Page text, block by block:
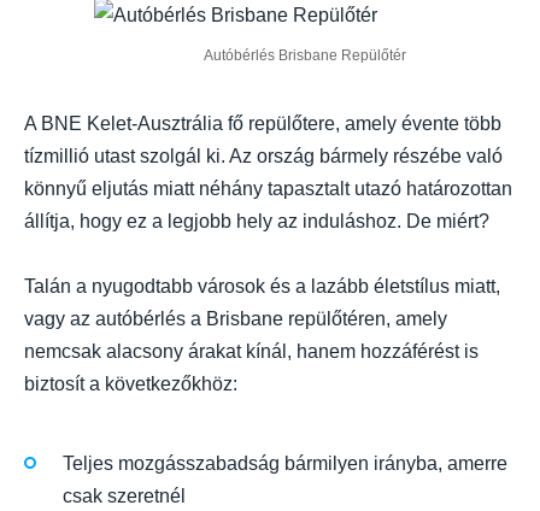
Autóbérlés Brisbane Repülőtér
A BNE Kelet-Ausztrália fő repülőtere, amely évente több
tízmillió utast szolgál ki. Az ország bármely részébe való
könnyű eljutás miatt néhány tapasztalt utazó határozottan
állítja, hogy ez a legjobb hely az induláshoz. De miért?
Talán a nyugodtabb városok és a lazább életstílus miatt,
vagy az autóbérlés a Brisbane repülőtéren, amely
nemcsak alacsony árakat kínál, hanem hozzáférést is
biztosít a következőkhöz:
Teljes mozgásszabadság bármilyen irányba, amerre
csak szeretnél